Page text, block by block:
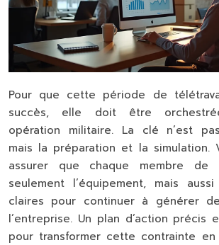
Pour que cette période de
succès, elle doit être
opération militaire. La clé n’est
mais la préparation et la simulation.
assurer que chaque membre de
seulement l’équipement, mais
claires pour continuer à générer
l’entreprise. Un plan d’action précis
pour transformer cette contrainte